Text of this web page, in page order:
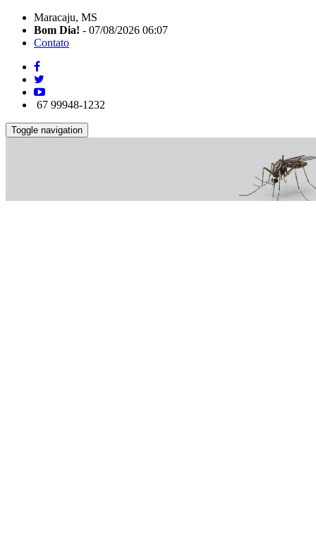
Maracaju, MS
Bom Dia! - 07/08/2026 06:07
Contato
67 99948-1232
Toggle navigation